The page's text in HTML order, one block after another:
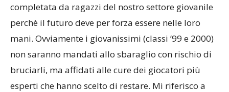
completata da ragazzi del nostro settore giovanile
perchè il futuro deve per forza essere nelle loro
mani. Ovviamente i giovanissimi (classi ’99 e 2000)
non saranno mandati allo sbaraglio con rischio di
bruciarli, ma affidati alle cure dei giocatori più
esperti che hanno scelto di restare. Mi riferisco a